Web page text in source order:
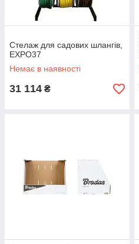
Стелаж для садових шлангів,
EXPO37
Немає в наявності
31 114 ₴